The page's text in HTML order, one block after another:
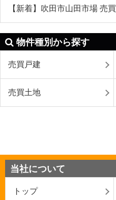
【新着】吹田市山田市場 売
物件種別から探す
売買戸建
売買土地
当社について
トップ